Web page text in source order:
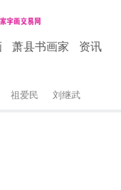
萧县书画家
资讯
祖爱民 刘继武